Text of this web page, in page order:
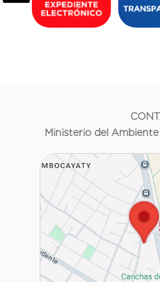
Ministerio del